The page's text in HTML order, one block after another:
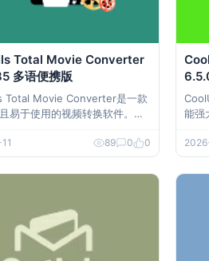
Total Movie Converter
多语便携版
Total Movie Converter是一款
易于使用的视频转换软件。它
，如AVI、WMV、MP4等。同
持将视频文件转换为数字设备
式，如iPad、iPhone、Androi
89 0 0
能强
多种
式与